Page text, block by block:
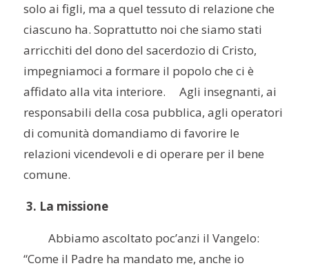
solo ai figli, ma a quel tessuto di relazione che
ciascuno ha. Soprattutto noi che siamo stati
arricchiti del dono del sacerdozio di Cristo,
impegniamoci a formare il popolo che ci è
affidato alla vita interiore. Agli insegnanti, ai
responsabili della cosa pubblica, agli operatori
di comunità domandiamo di favorire le
relazioni vicendevoli e di operare per il bene
comune.
3. La missione
Abbiamo ascoltato poc’anzi il Vangelo:
“Come il Padre ha mandato me, anche io